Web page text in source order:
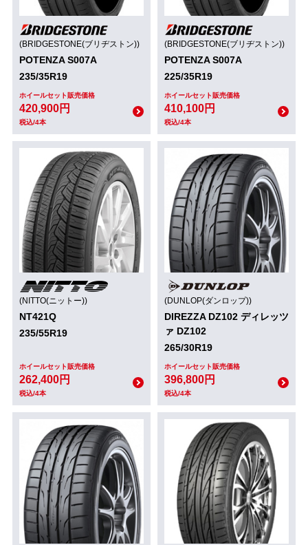
(BRIDGESTONE(ブリヂストン))
POTENZA S007A
235/35R19
ホイールセット販売価格
420,900円
税込/4本
(BRIDGESTONE(ブリヂストン))
POTENZA S007A
225/35R19
ホイールセット販売価格
410,100円
税込/4本
(NITTO(ニットー))
NT421Q
235/55R19
ホイールセット販売価格
262,400円
税込/4本
(DUNLOP(ダンロップ))
DIREZZA DZ102 ディレッツ
ァ DZ102
265/30R19
ホイールセット販売価格
396,800円
税込/4本